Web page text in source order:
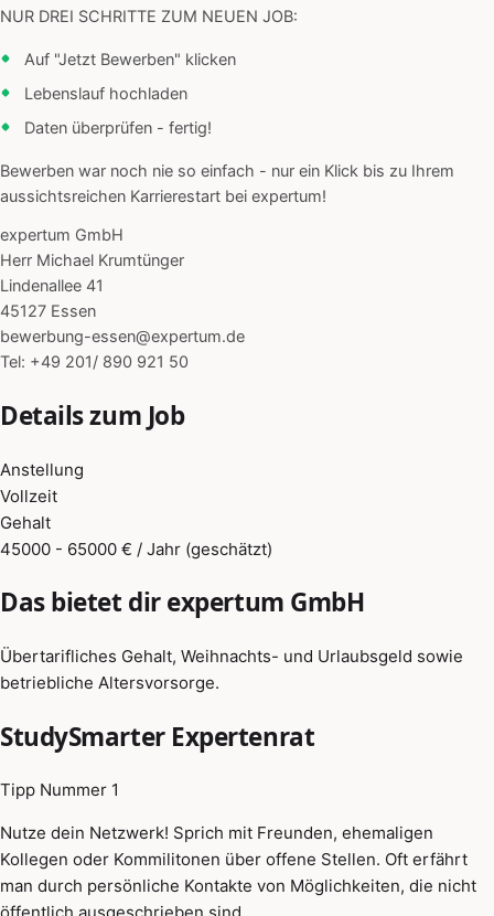
NUR DREI SCHRITTE ZUM NEUEN JOB:
Auf "Jetzt Bewerben" klicken
Lebenslauf hochladen
Daten überprüfen - fertig!
Bewerben war noch nie so einfach - nur ein Klick bis zu Ihrem
aussichtsreichen Karrierestart bei expertum!
expertum GmbH
Herr Michael Krumtünger
Lindenallee 41
45127 Essen
bewerbung-essen@expertum.de
Tel: +49 201/ 890 921 50
Details zum Job
Anstellung
Vollzeit
Gehalt
45000 - 65000 € / Jahr (geschätzt)
Das bietet dir expertum GmbH
Übertarifliches Gehalt, Weihnachts- und Urlaubsgeld sowie
betriebliche Altersvorsorge.
StudySmarter Expertenrat
Tipp Nummer 1
Nutze dein Netzwerk! Sprich mit Freunden, ehemaligen
Kollegen oder Kommilitonen über offene Stellen. Oft erfährt
man durch persönliche Kontakte von Möglichkeiten, die nicht